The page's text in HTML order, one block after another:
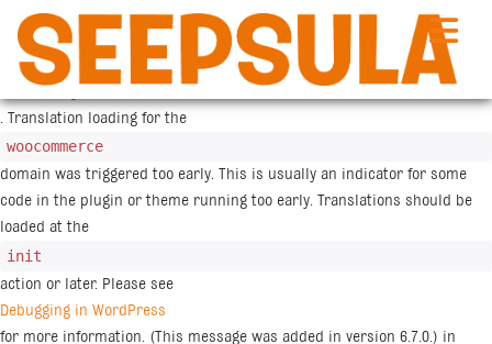
Notice
: Function _load_textdomain_just_in_time was called
. Translation loading for the
woocommerce
domain was triggered too early. This is usually an indicator for some
code in the plugin or theme running too early. Translations should be
loaded at the
init
action or later. Please see
Debugging in WordPress
for more information. (This message was added in version 6.7.0.) in
Siirry
sisältöön